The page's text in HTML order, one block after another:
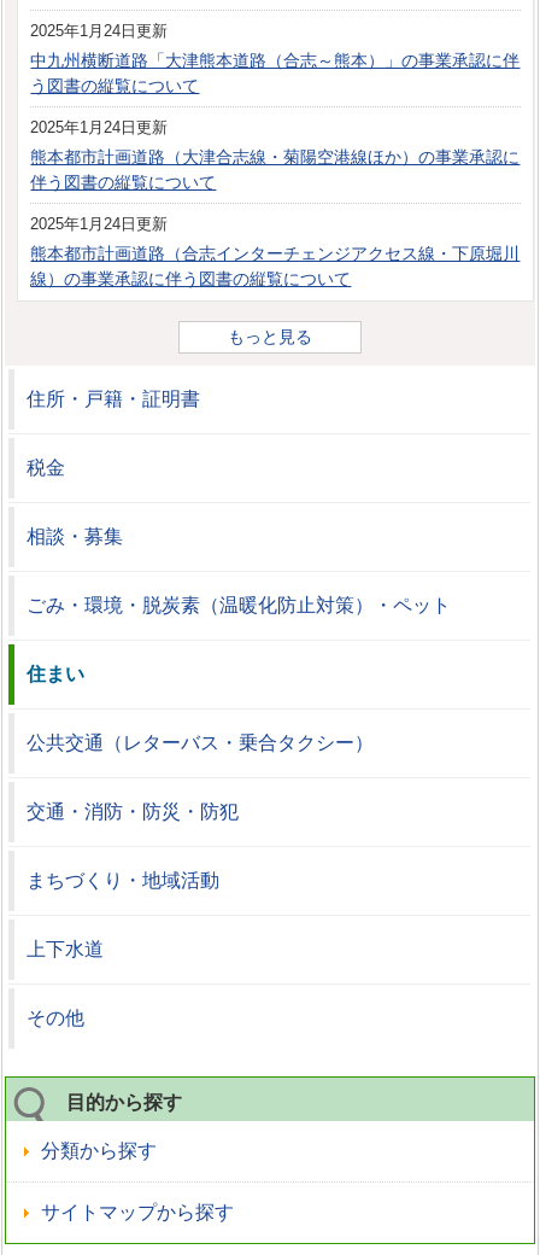
2025年1月24日更新
中九州横断道路「大津熊本道路（合志～熊本）」の事業承認に伴
う図書の縦覧について
2025年1月24日更新
熊本都市計画道路（大津合志線・菊陽空港線ほか）の事業承認に
伴う図書の縦覧について
2025年1月24日更新
熊本都市計画道路（合志インターチェンジアクセス線・下原堀川
線）の事業承認に伴う図書の縦覧について
もっと見る
住所・戸籍・証明書
税金
相談・募集
ごみ・環境・脱炭素（温暖化防止対策）・ペット
住まい
公共交通（レターバス・乗合タクシー）
交通・消防・防災・防犯
まちづくり・地域活動
上下水道
その他
目的から探す
分類から探す
サイトマップから探す